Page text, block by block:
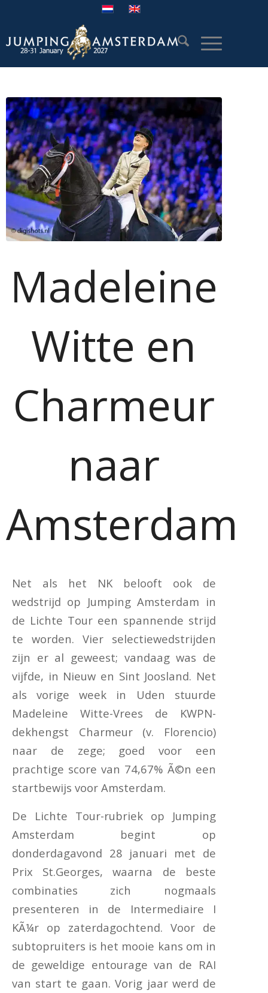
Madeleine
Witte en
Charmeur
naar
Amsterdam
Net als het NK belooft ook de
wedstrijd op Jumping Amsterdam in
de Lichte Tour een spannende strijd
te worden. Vier selectiewedstrijden
zijn er al geweest; vandaag was de
vijfde, in Nieuw en Sint Joosland. Net
als vorige week in Uden stuurde
Madeleine Witte-Vrees de KWPN-
dekhengst Charmeur (v. Florencio)
naar de zege; goed voor een
prachtige score van 74,67% Ã©n een
startbewijs voor Amsterdam.
De Lichte Tour-rubriek op Jumping
Amsterdam begint op
donderdagavond 28 januari met de
Prix St.Georges, waarna de beste
combinaties zich nogmaals
presenteren in de Intermediaire I
KÃ¼r op zaterdagochtend. Voor de
subtopruiters is het mooie kans om in
de geweldige entourage van de RAI
van start te gaan. Vorig jaar werd de